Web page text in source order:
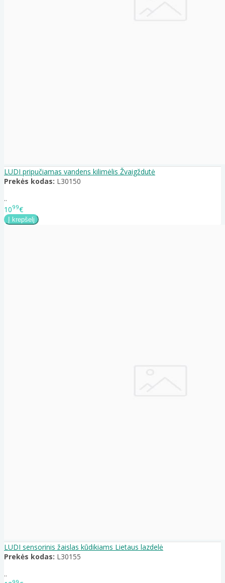
LUDI pripučiamas vandens kilimėlis Žvaigždutė
Prekės kodas: L30150
..
1099€
LUDI sensorinis žaislas kūdikiams Lietaus lazdelė
Prekės kodas: L30155
..